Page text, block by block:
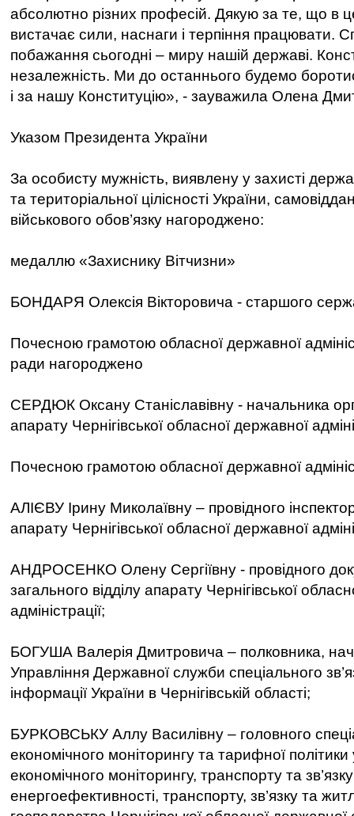
абсолютно різних професій. Дякую за те, що в
вистачає сили, наснаги і терпіння працювати.
побажання сьогодні – миру нашій державі.
незалежність. Ми до останнього будемо
і за нашу Конституцію», - зауважила Олена
Указом Президента України
За особисту мужність, виявлену у захисті
та територіальної цілісності України,
військового обов’язку нагороджено:
медаллю «Захиснику Вітчизни»
БОНДАРЯ Олексія Вікторовича - старшого
Почесною грамотою обласної державної
ради нагороджено
СЕРДЮК Оксану Станіславівну - начальника
апарату Чернігівської обласної державної
Почесною грамотою обласної державної
АЛІЄВУ Ірину Миколаївну – провідного
апарату Чернігівської обласної державної
АНДРОСЕНКО Олену Сергіївну - провідного
загального відділу апарату Чернігівської
адміністрації;
БОГУША Валерія Дмитровича – полковника,
Управління Державної служби спеціального
інформації України в Чернігівській області;
БУРКОВСЬКУ Аллу Василівну – головного
економічного моніторингу та тарифної політики
економічного моніторингу, транспорту та
енергоефективності, транспорту, зв’язку та